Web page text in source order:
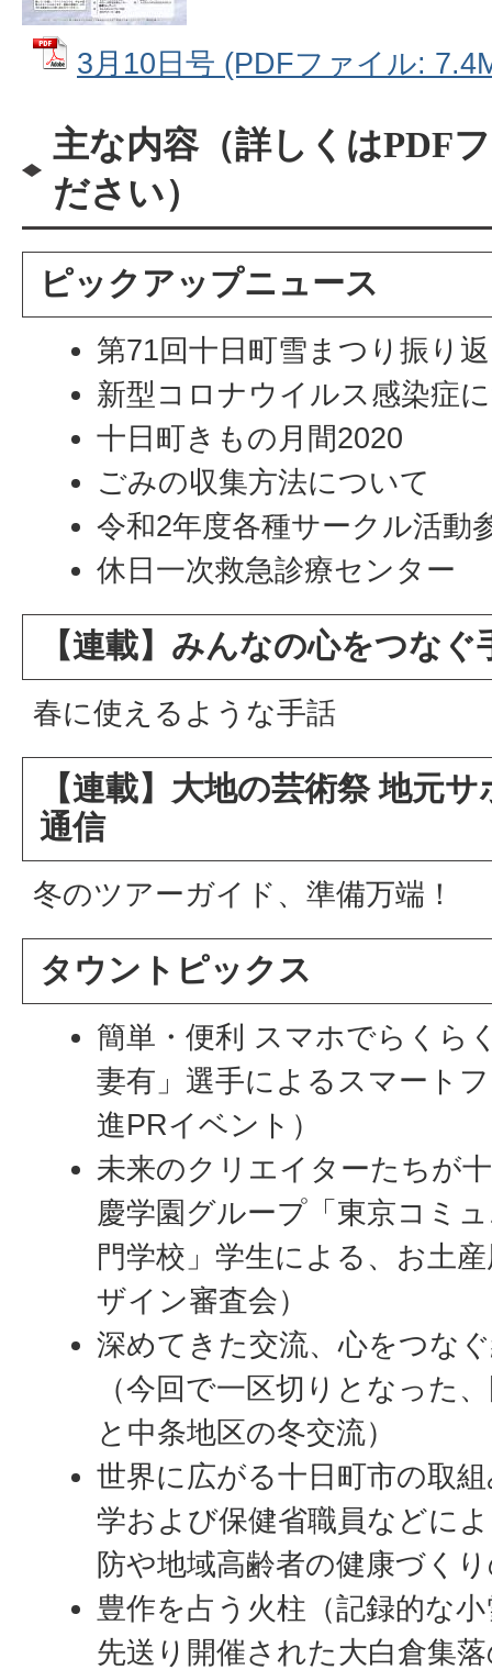
3月10日号 (PDFファイル:
主な内容（詳しくはPDF
ださい）
ピックアップニュース
第71回十日町雪まつり振り
新型コロナウイルス感染症
十日町きもの月間2020
ごみの収集方法について
令和2年度各種サークル活動
休日一次救急診療センター
【連載】みんなの心をつなぐ
春に使えるような手話
【連載】大地の芸術祭 地元
通信
冬のツアーガイド、準備万端！
タウントピックス
簡単・便利 スマホでらくら
妻有」選手によるスマート
進PRイベント）
未来のクリエイターたちが
慶学園グループ「東京コミ
門学校」学生による、お土
ザイン審査会）
深めてきた交流、心をつな
（今回で一区切りとなった
と中条地区の冬交流）
世界に広がる十日町市の取
学および保健省職員などに
防や地域高齢者の健康づく
豊作を占う火柱（記録的な
先送り開催された大白倉集